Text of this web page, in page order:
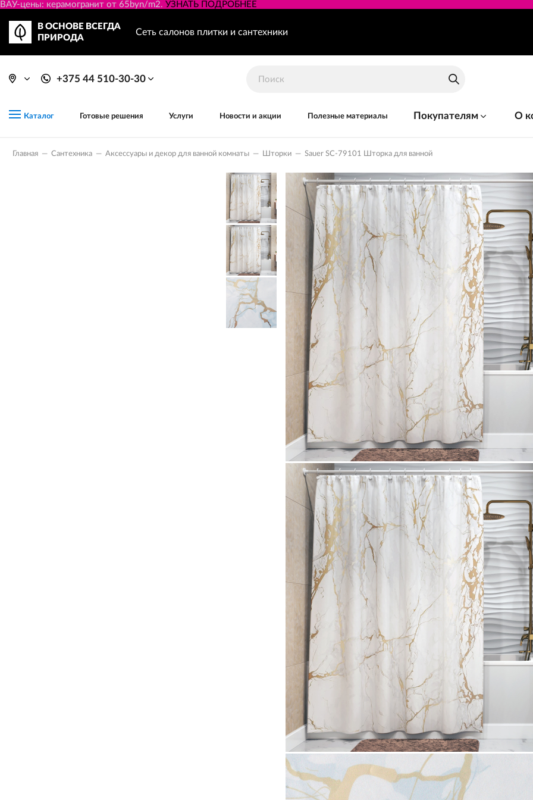
ВАУ-цены: керамогранит от 65byn/m2. УЗНАТЬ ПОДРОБНЕЕ
В ОСНОВЕ ВСЕГДА
ПРИРОДА
Сеть салонов плитки и сантехники
+375 44 510-30-30
Каталог Готовые решения Услуги Новости и акции Полезные материалы Покупателям О
Главная — Сантехника — Аксессуары и декор для ванной комнаты — Шторки — Sauer SC-79101 Шторка для ванной